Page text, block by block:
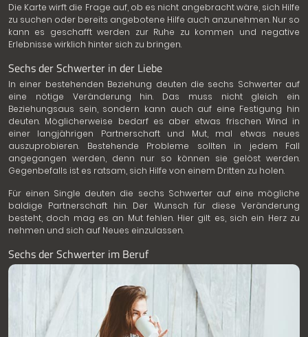
Die Karte wirft die Frage auf, ob es nicht angebracht wäre, sich Hilfe
zu suchen oder bereits angebotene Hilfe auch anzunehmen. Nur so
kann es geschafft werden zur Ruhe zu kommen und negative
Erlebnisse wirklich hinter sich zu bringen.
Sechs der Schwerter in der Liebe
In einer bestehenden Beziehung deuten die sechs Schwerter auf
eine nötige Veränderung hin. Das muss nicht gleich ein
Beziehungsaus sein, sondern kann auch auf eine Festigung hin
deuten. Möglicherweise bedarf es aber etwas frischen Wind in
einer langjährigen Partnerschaft und Mut, mal etwas neues
auszuprobieren. Bestehende Probleme sollten in jedem Fall
angegangen werden, denn nur so können sie gelöst werden.
Gegenbefalls ist es ratsam, sich Hilfe von einem Dritten zu holen.
Für einen Single deuten die sechs Schwerter auf eine mögliche
baldige Partnerschaft hin. Der Wunsch für diese Veränderung
besteht, doch mag es an Mut fehlen. Hier gilt es, sich ein Herz zu
nehmen und sich auf Neues einzulassen.
Sechs der Schwerter im Beruf